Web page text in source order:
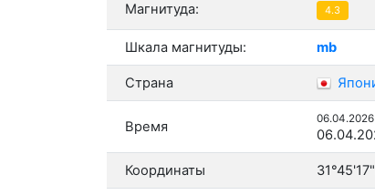
Магнитуда: 4.3
Шкала магнитуды: mb
Страна
Время
Координаты